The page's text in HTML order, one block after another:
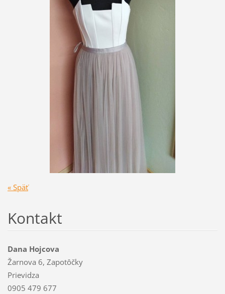
« Späť
Kontakt
Dana Hojcova
Žarnova 6, Zapotôčky
Prievidza
0905 479 677